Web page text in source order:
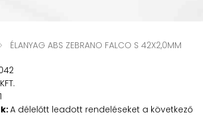
ÉLANYAG ABS ZEBRANO FALCO S 42X2,0MM
A délelőtt leadott rendeléseket a következő